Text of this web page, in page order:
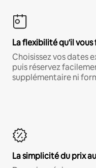
La flexibilité qu'il vous
Choisissez vos dates
puis réservez
supplémentaire ni
La simplicité du prix